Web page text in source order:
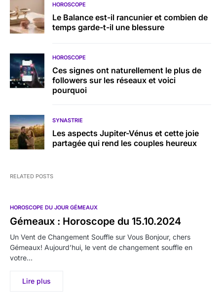
HOROSCOPE
Le Balance est-il rancunier et combien de
temps garde-t-il une blessure
HOROSCOPE
Ces signes ont naturellement le plus de
followers sur les réseaux et voici
pourquoi
SYNASTRIE
Les aspects Jupiter-Vénus et cette joie
partagée qui rend les couples heureux
RELATED POSTS
HOROSCOPE DU JOUR GÉMEAUX
Gémeaux : Horoscope du 15.10.2024
Un Vent de Changement Souffle sur Vous Bonjour, chers
Gémeaux! Aujourd’hui, le vent de changement souffle en
votre…
Lire plus